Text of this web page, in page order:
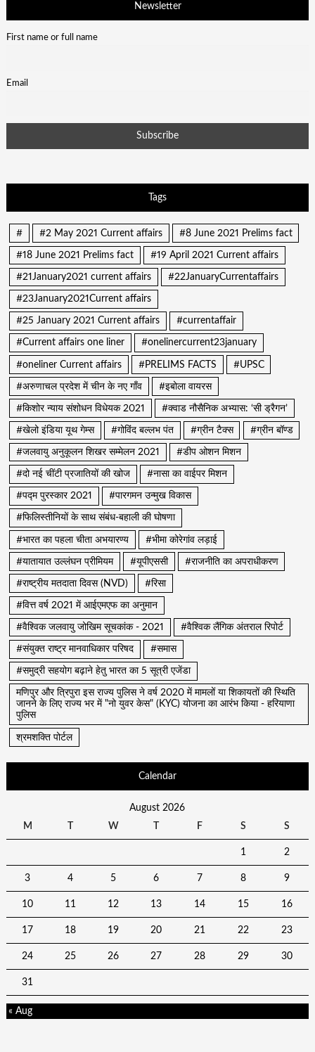
Newsletter
First name or full name
Email
Tags
# #2 May 2021 Current affairs #8 June 2021 Prelims fact
#18 June 2021 Prelims fact #19 April 2021 Current affairs
#21January2021 current affairs #22JanuaryCurrentaffairs
#23January2021Current affairs
#25 January 2021 Current affairs #currentaffair
#Current affairs one liner #onelinercurrent23january
#oneliner Current affairs #PRELIMS FACTS #UPSC
#अरुणाचल प्रदेश में चीन के नए गाँव #इबोला वायरस
#किशोर न्याय संशोधन विधेयक 2021 #क्वाड नौसैनिक अभ्यास: ‘सी ड्रैगन’
#खेलो इंडिया यूथ गेम्स #गोविंद बल्लभ पंत #ग्रीन टैक्स #ग्रीन बॉण्ड
#जलवायु अनुकूलन शिखर सम्मेलन 2021 #डीप ओशन मिशन
#दो नई चींटी प्रजातियों की खोज #नासा का वाईपर मिशन
#पद्म पुरस्कार 2021 #पारगमन उन्मुख विकास
#फिलिस्तीनियों के साथ संबंध-बहाली की घोषणा
#भारत का पहला चीता अभयारण्य #भीमा कोरेगांव लड़ाई
#यातायात उल्लंघन प्रीमियम #यूपीएससी #राजनीति का अपराधीकरण
#राष्ट्रीय मतदाता दिवस (NVD) #रिसा
#वित्त वर्ष 2021 में आईएमएफ का अनुमान
#वैश्विक जलवायु जोखिम सूचकांक - 2021 #वैश्विक लैंगिक अंतराल रिपोर्ट
#संयुक्त राष्ट्र मानवाधिकार परिषद #समास
#समुद्री सहयोग बढ़ाने हेतु भारत का 5 सूत्री एजेंडा
मणिपुर और त्रिपुरा इस राज्य पुलिस ने वर्ष 2020 में मामलों या शिकायतों की स्थिति
जानने के लिए राज्य भर में "नो युवर केस" (KYC) योजना का आरंभ किया - हरियाणा
पुलिस
श्रमशक्ति पोर्टल
Calendar
August 2026
M
W F S S
1 2
3 4 5 6 7 8 9
10 11 12 13 14 15 16
17 18 19 20 21 22 23
24 25 26 27 28 29 30
31
« Aug